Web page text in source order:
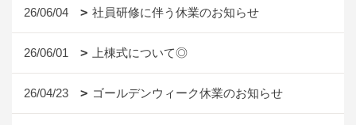
26/06/04 社員研修に伴う休業のお知らせ
26/06/01 上棟式について◎
26/04/23 ゴールデンウィーク休業のお知らせ